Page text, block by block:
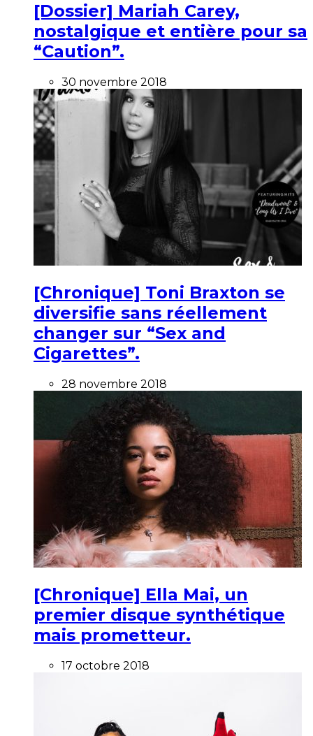
[Dossier] Mariah Carey,
nostalgique et entière pour sa
“Caution”.
30 novembre 2018
[Chronique] Toni Braxton se
diversifie sans réellement
changer sur “Sex and
Cigarettes”.
28 novembre 2018
[Chronique] Ella Mai, un
premier disque synthétique
mais prometteur.
17 octobre 2018